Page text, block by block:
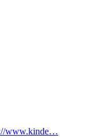
www.kinde…